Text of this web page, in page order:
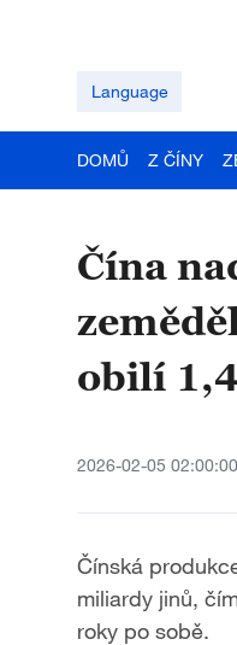
Language
DOMŮ Z ČÍNY
Čína
obilí
2026-02-05 02:00:00
Čínská
miliardy jinů,
roky po sobě.